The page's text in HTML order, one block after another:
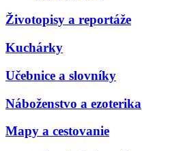
Životopisy a reportáže
Kuchárky
Učebnice a slovníky
Náboženstvo a ezoterika
Mapy a cestovanie